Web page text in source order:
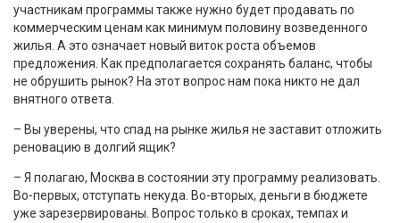
участникам программы также нужно будет продавать по
коммерческим ценам как минимум половину возведенного
жилья. А это означает новый виток роста объемов
предложения. Как предполагается сохранять баланс, чтобы
не обрушить рынок? На этот вопрос нам пока никто не дал
внятного ответа.
– Вы уверены, что спад на рынке жилья не заставит отложить
реновацию в долгий ящик?
– Я полагаю, Москва в состоянии эту программу реализовать.
Во-первых, отступать некуда. Во-вторых, деньги в бюджете
уже зарезервированы. Вопрос только в сроках, темпах и